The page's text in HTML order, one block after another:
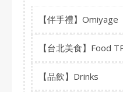
【伴手禮】Omiyage
【台北美食】Food
【品飲】Drinks